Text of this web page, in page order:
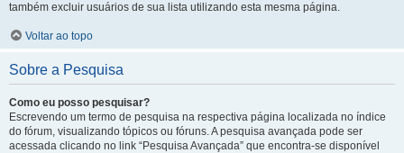
também excluir usuários de sua lista utilizando esta mesma página.
Voltar ao topo
Sobre a Pesquisa
Como eu posso pesquisar?
Escrevendo um termo de pesquisa na respectiva página localizada no índice
do fórum, visualizando tópicos ou fóruns. A pesquisa avançada pode ser
acessada clicando no link “Pesquisa Avançada” que encontra-se disponível